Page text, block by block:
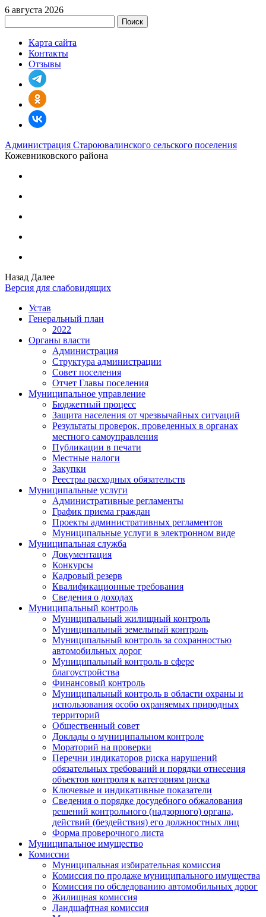
6 августа 2026
Поиск
Карта сайта
Контакты
Отзывы
Администрация Староювалинского сельского поселения
Кожевниковского района
Назад Далее
Версия для слабовидящих
Устав
Генеральный план
2022
Органы власти
Администрация
Структура администрации
Совет поселения
Отчет Главы поселения
Муниципальное управление
Бюджетный процесс
Защита населения от чрезвычайных ситуаций
Результаты проверок, проведенных в органах
местного самоуправления
Публикации в печати
Местные налоги
Закупки
Реестры расходных обязательств
Муниципальные услуги
Административные регламенты
График приема граждан
Проекты административных регламентов
Муниципальные услуги в электронном виде
Муниципальная служба
Документация
Конкурсы
Кадровый резерв
Квалификационные требования
Сведения о доходах
Муниципальный контроль
Муниципальный жилищный контроль
Муниципальный земельный контроль
Муниципальный контроль за сохранностью
автомобильных дорог
Муниципальный контроль в сфере
благоустройства
Финансовый контроль
Муниципальный контроль в области охраны и
использования особо охраняемых природных
территорий
Общественный совет
Доклады о муниципальном контроле
Мораторий на проверки
Перечни индикаторов риска нарушений
обязательных требований и порядки отнесения
объектов контроля к категориям риска
Ключевые и индикативные показатели
Сведения о порядке досудебного обжалования
решений контрольного (надзорного) органа,
действий (бездействия) его должностных лиц
Форма проверочного листа
Муниципальное имущество
Комиссии
Муниципальная избирательная комиссия
Комиссия по продаже муниципального имущества
Комиссия по обследованию автомобильных дорог
Жилищная комиссия
Ландшафтная комиссия